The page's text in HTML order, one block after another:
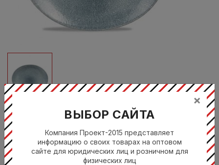
RKTBOP581
БЛЮДО ОВАЛЬНОЕ 27X22.9СМ, БЕЗ
БОРТА
×
ВЫБОР САЙТА
Компания Проект-2015 представляет
информацию о своих товарах на оптовом
сайте для юридических лиц и розничном для
физических лиц